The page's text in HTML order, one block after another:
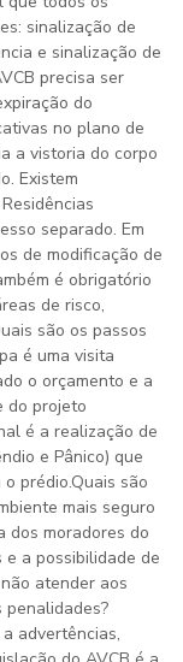
sinalização de
e sinalização de
precisa ser
do
no plano de
a vistoria do corpo
Existem
separado. Em
de modificação de
é obrigatório
de risco,
são os passos
é uma visita
o orçamento e a
do projeto
é a realização de
e Pânico) que
prédio.Quais são
mais seguro
dos moradores do
a possibilidade de
atender aos
penalidades?
advertências,